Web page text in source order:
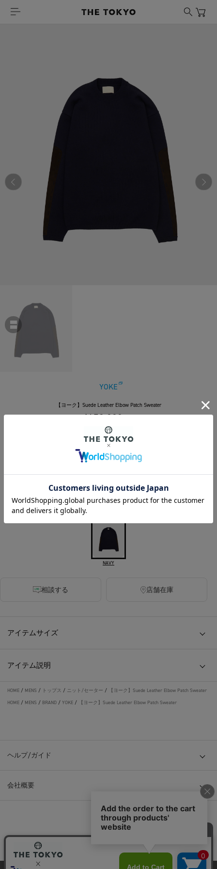
YOKE
【ヨーク】Suede Leather Elbow Patch Sweater
￥52,800
480ポイント付与
カラー
GREY
NAVY
相談する 店舗在庫
アイテムサイズ
アイテム説明
HOME / MENS / トップス / ニット/セーター /
【ヨーク】Suede Leather Elbow Patch Sweater
HOME / MENS / BRAND / YOKE / 【ヨーク】Suede Leather Elbow Patch Sweater
ヘルプ/ガイド
会社概要
© TOKYO BASE CO., LTD